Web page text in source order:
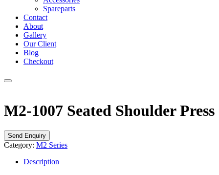
Spareparts
Contact
About
Gallery
Our Client
Blog
Checkout
M2-1007 Seated Shoulder Press
Send Enquiry
Category: M2 Series
Description